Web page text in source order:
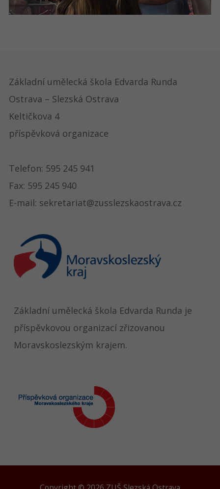
Základní umělecká škola Edvarda Runda
Ostrava – Slezská Ostrava
Keltičkova 4
příspěvková organizace
Telefon: 595 245 941
Fax: 595 245 940
E-mail: sekretariat@zusslezskaostrava.cz
Základní umělecká škola Edvarda Runda je
příspěvkovou organizací zřizovanou
Moravskoslezským krajem.